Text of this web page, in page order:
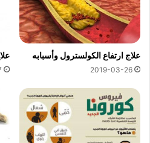
علاج ارتفاع الكولسترول وأسبابه
2019-03-26